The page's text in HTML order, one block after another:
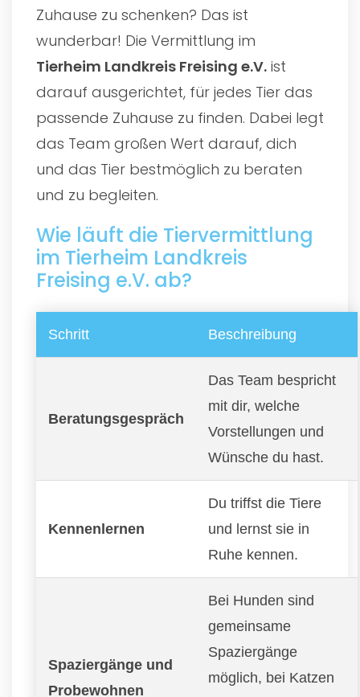
Zuhause zu schenken? Das ist
wunderbar! Die Vermittlung im
Tierheim Landkreis Freising e.V. ist
darauf ausgerichtet, für jedes Tier das
passende Zuhause zu finden. Dabei legt
das Team großen Wert darauf, dich
und das Tier bestmöglich zu beraten
und zu begleiten.
Wie läuft die Tiervermittlung
im Tierheim Landkreis
Freising e.V. ab?
Schritt Beschreibung
Beratungsgespräch
Das Team bespricht
mit dir, welche
Vorstellungen und
Wünsche du hast.
Kennenlernen
Du triffst die Tiere
und lernst sie in
Ruhe kennen.
Spaziergänge und
Probewohnen
Bei Hunden sind
gemeinsame
Spaziergänge
möglich, bei Katzen